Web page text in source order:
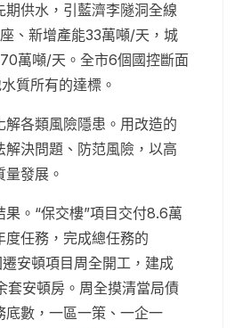
期供水，引藍濟李隧洞全線
、新增產能33萬噸/天，城
萬噸/天。全市6個國控斷面
質所有的達標。
解各類風險隱患。用改造的
解決問題、防范風險，以高
發展。
。“保交樓”項目交付8.6萬
度任務，完成總任務的
安頓項目周全開工，建成
套安頓房。周全摸清當局債
底數，一區一策、一企一